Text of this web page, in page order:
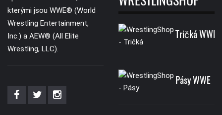
kterými jsou WWE® (World
Wrestling Entertainment,
Inc.) a AEW® (All Elite
Wrestling, LLC).
Tričká WWE
Pásy WWE